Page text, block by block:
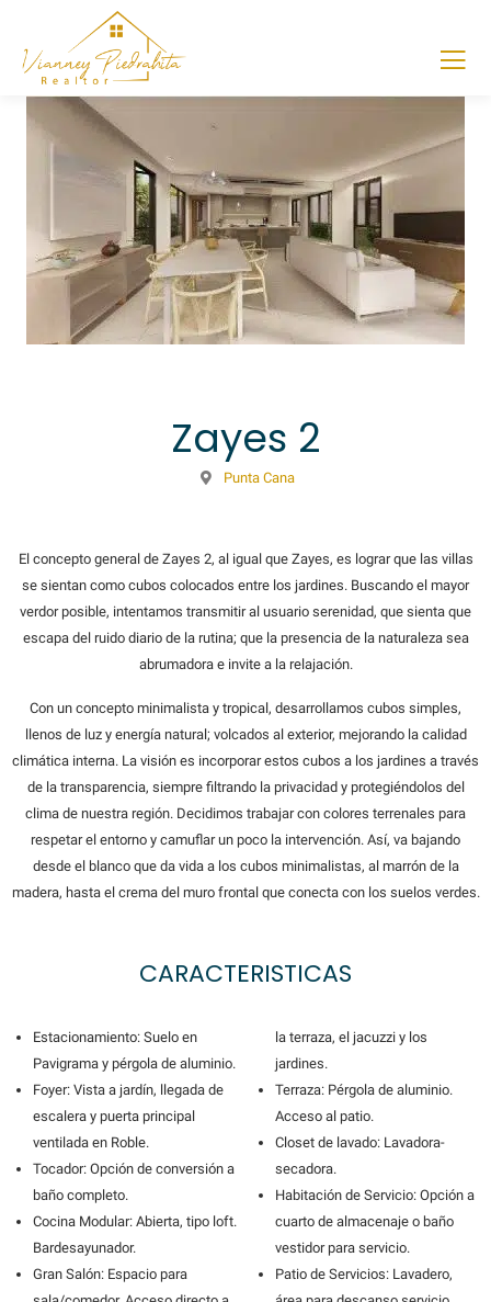
Zayes 2
Punta Cana
El concepto general de Zayes 2, al igual que Zayes, es lograr que las villas
se sientan como cubos colocados entre los jardines. Buscando el mayor
verdor posible, intentamos transmitir al usuario serenidad, que sienta que
escapa del ruido diario de la rutina; que la presencia de la naturaleza sea
abrumadora e invite a la relajación.
Con un concepto minimalista y tropical, desarrollamos cubos simples,
llenos de luz y energía natural; volcados al exterior, mejorando la calidad
climática interna. La visión es incorporar estos cubos a los jardines a través
de la transparencia, siempre filtrando la privacidad y protegiéndolos del
clima de nuestra región. Decidimos trabajar con colores terrenales para
respetar el entorno y camuflar un poco la intervención. Así, va bajando
desde el blanco que da vida a los cubos minimalistas, al marrón de la
madera, hasta el crema del muro frontal que conecta con los suelos verdes.
CARACTERISTICAS
Estacionamiento: Suelo en
Pavigrama y pérgola de aluminio.
Foyer: Vista a jardín, llegada de
escalera y puerta principal
ventilada en Roble.
Tocador: Opción de conversión a
baño completo.
Cocina Modular: Abierta, tipo loft.
Bardesayunador.
Gran Salón: Espacio para
la terraza, el jacuzzi y los
jardines.
Terraza: Pérgola de aluminio.
Acceso al patio.
Closet de lavado: Lavadora-
secadora.
Habitación de Servicio: Opción a
cuarto de almacenaje o baño
vestidor para servicio.
Patio de Servicios: Lavadero,